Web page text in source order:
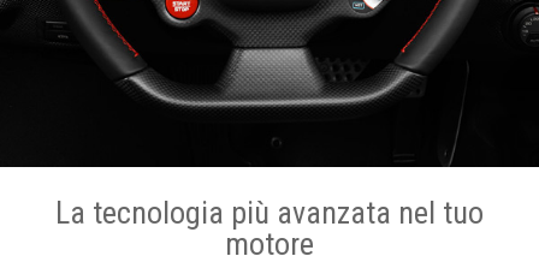
La tecnologia più avanzata nel tuo
motore